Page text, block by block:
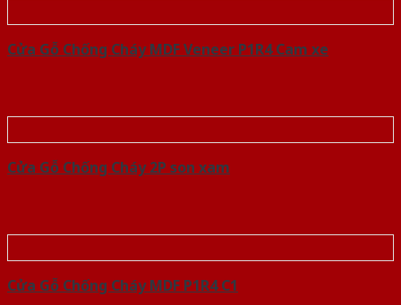
Cửa Gỗ Chống Cháy MDF Veneer P1R4 Cam xe
Cửa Gỗ Chống Cháy 2P son xam
Cửa Gỗ Chống Cháy MDF P1R4 C1